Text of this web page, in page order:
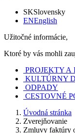
SKSlovensky
ENEnglish
Užitočné informácie,
Ktoré by vás mohli
PROJEKTY A
KULTÚRNY
ODPADY
CESTOVNÉ
Úvodná stránka
Zverejňovanie
Zmluvy faktúry